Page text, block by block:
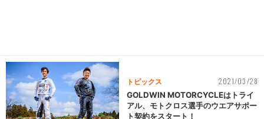
トピックス 2021/03/28
GOLDWIN MOTORCYCLEはトライ
アル、モトクロス選手のウエアサポー
ト契約をスタート！